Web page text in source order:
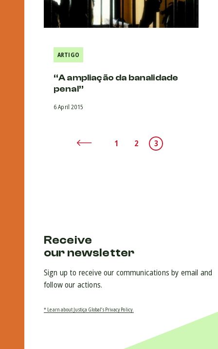
ARTIGO
“A ampliação da banalidade
penal”
6 April 2015
1 2 3
Receive
our newsletter
Sign up to receive our communications by email and
follow our actions.
* Learn about Justiça Global’s Privacy Policy.